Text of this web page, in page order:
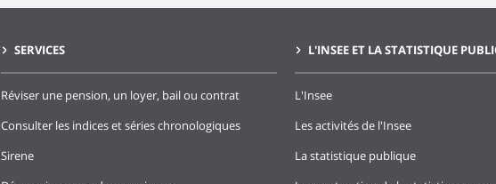
SERVICES
Réviser une pension, un loyer, bail ou contrat
Consulter les indices et séries chronologiques
Sirene
L'INSEE ET LA STATISTIQUE
L'Insee
Les activités de l'Insee
La statistique publique